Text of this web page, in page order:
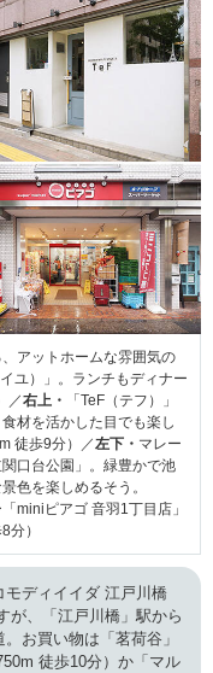
アットホームな雰囲気の
ユ）」。ランチもディナー
／右上・
「TeF（テフ）」
材を活かした目でも楽し
徒歩9分）／左下・ マレー
口台公園」。緑豊かで池
色を楽しめるそう。
miniピアゴ 音羽1丁目店」
分）
モディイイダ 江戸川橋
が、「江戸川橋」駅から
お買い物は「茗荷谷」
徒歩10分）か「マル